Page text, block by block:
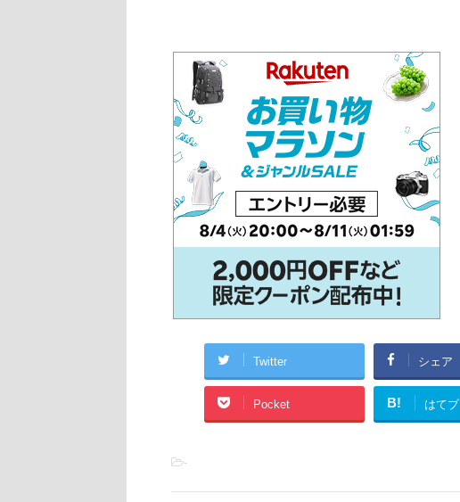
Twitter シェア
Pocket B! はてブ
-